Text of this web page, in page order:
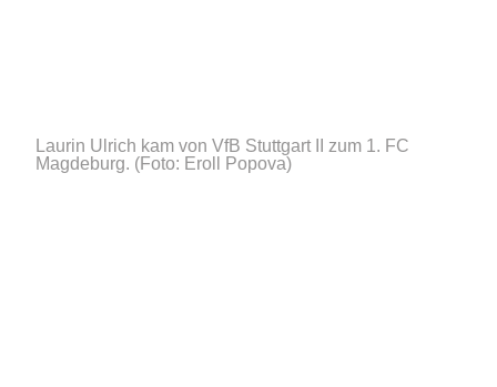
Laurin Ulrich kam von VfB Stuttgart II zum 1. FC
Magdeburg. (Foto: Eroll Popova)